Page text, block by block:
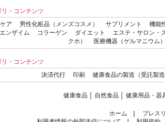
・コンテンツ
ア
男性化粧品（メンズコスメ） サプリメント 機能
ンザイム コラーゲン ダイエット エステ・サロン・
クホ）
医療機器（ゲルマニウム）
・コンテンツ
決済代行
印刷 健康食品の製造（受託製造
健康食品 自然食品 健康用品・器
ホーム プレス